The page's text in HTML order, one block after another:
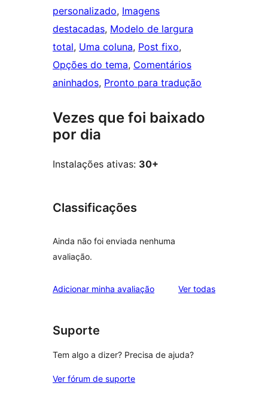
personalizado, Imagens
destacadas, Modelo de largura
total, Uma coluna, Post fixo
Opções do tema, Comentários
aninhados, Pronto para tradução
Vezes que foi baixado
por dia
Instalações ativas: 30+
Classificações
Ainda não foi enviada nenhuma
avaliação.
Adicionar minha avaliação Ver todasavaliações
Suporte
Tem algo a dizer? Precisa de ajuda?
Ver fórum de suporte